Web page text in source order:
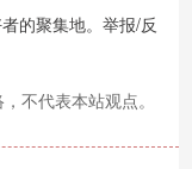
的聚集地。举报/反
不代表本站观点。